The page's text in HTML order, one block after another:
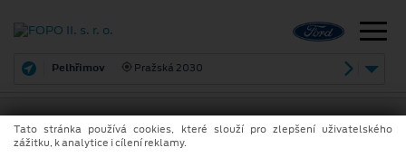
Pelhřimov Pražská 2030
Tato stránka používá cookies, které slouží pro zlepšení uživatelského
zážitku, k analytice i cílení reklamy.